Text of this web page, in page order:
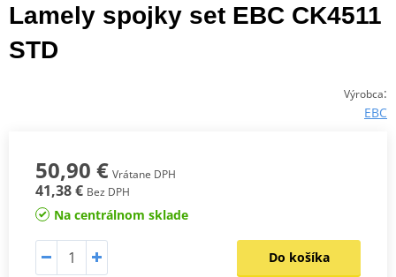
Lamely spojky set EBC CK4511
STD
Výrobca:
EBC
50,90 € Vrátane DPH
41,38 € Bez DPH
Na centrálnom sklade
Do košíka